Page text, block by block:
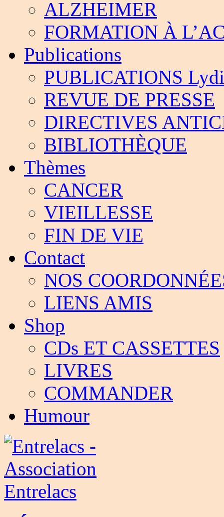
ALZHEIMER
FORMATION À
Publications
PUBLICATIONS
REVUE DE PRESSE
DIRECTIVES
BIBLIOTHÈQUE
Thèmes
CANCER
VIEILLESSE
FIN DE VIE
Contact
NOS
LIENS AMIS
Shop
CDs ET CASSETTES
LIVRES
COMMANDER
Humour